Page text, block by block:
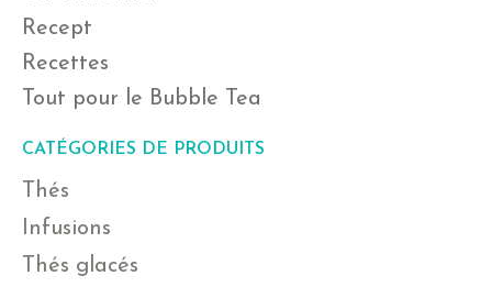
Recept
Recettes
Tout pour le Bubble Tea
CATÉGORIES DE PRODUITS
Thés
Infusions
Thés glacés